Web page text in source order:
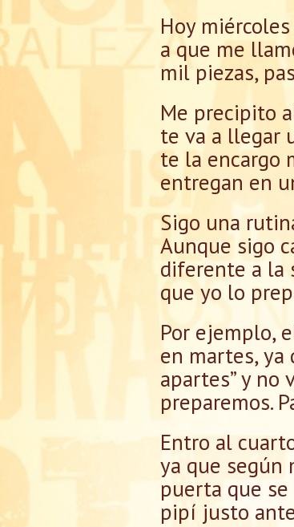
Hoy
a que me
mil piezas,
Me precipito
te va a llegar
te la encargo
entregan en
Sigo una
Aunque sigo
diferente a la
que yo lo
Por ejemplo,
en martes, ya
apartes” y no
preparemos.
Entro al
ya que según
puerta que
pipí justo